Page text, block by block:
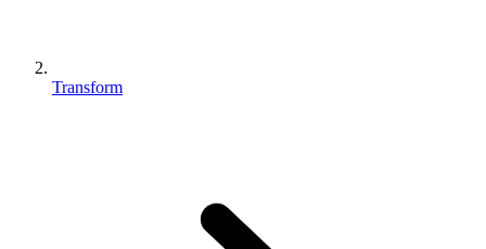
Transform